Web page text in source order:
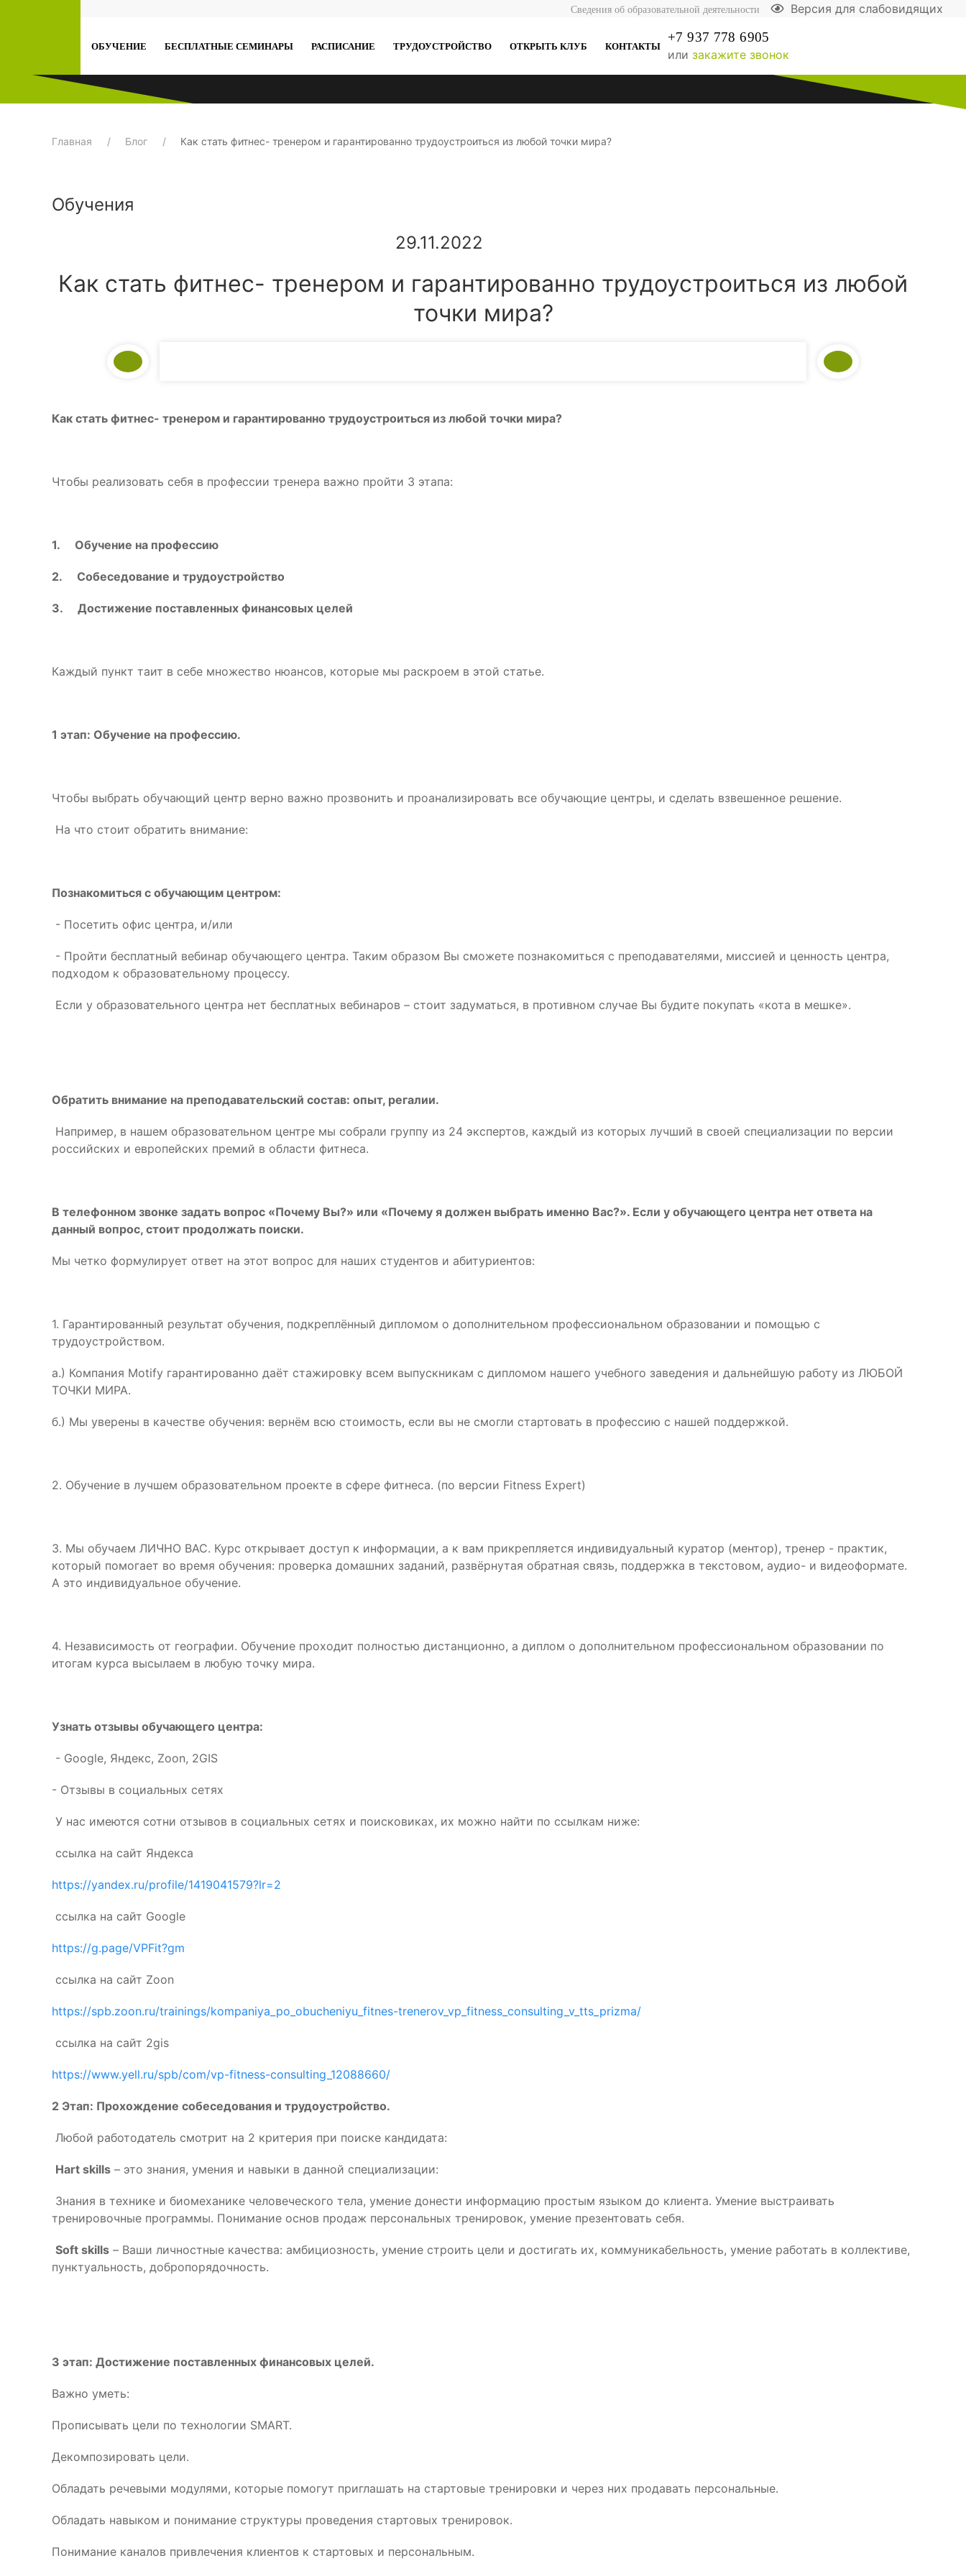
Сведения об образовательной деятельности Версия для слабовидящих
ОБУЧЕНИЕ БЕСПЛАТНЫЕ СЕМИНАРЫ РАСПИСАНИЕ ТРУДОУСТРОЙСТВО ОТКРЫТЬ КЛУБ КОНТАКТЫ
+7 937 778 6905
или закажите звонок
Главная Блог Как стать фитнес- тренером и гарантированно трудоустроиться из любой точки мира?
Обучения
29.11.2022
Как стать фитнес- тренером и гарантированно трудоустроиться из любой
точки мира?
Как стать фитнес- тренером и гарантированно трудоустроиться из любой точки мира?
Чтобы реализовать себя в профессии тренера важно пройти 3 этапа:
1. Обучение на профессию
2. Собеседование и трудоустройство
3. Достижение поставленных финансовых целей
Каждый пункт таит в себе множество нюансов, которые мы раскроем в этой статье.
1 этап: Обучение на профессию.
Чтобы выбрать обучающий центр верно важно прозвонить и проанализировать все обучающие центры, и сделать взвешенное решение.
На что стоит обратить внимание:
Познакомиться с обучающим центром:
- Посетить офис центра, и/или
- Пройти бесплатный вебинар обучающего центра. Таким образом Вы сможете познакомиться с преподавателями, миссией и ценность центра,
подходом к образовательному процессу.
Если у образовательного центра нет бесплатных вебинаров – стоит задуматься, в противном случае Вы будите покупать «кота в мешке».
Обратить внимание на преподавательский состав: опыт, регалии.
Например, в нашем образовательном центре мы собрали группу из 24 экспертов, каждый из которых лучший в своей специализации по версии
российских и европейских премий в области фитнеса.
В телефонном звонке задать вопрос «Почему Вы?» или «Почему я должен выбрать именно Вас?». Если у обучающего центра нет ответа на
данный вопрос, стоит продолжать поиски.
Мы четко формулирует ответ на этот вопрос для наших студентов и абитуриентов:
1. Гарантированный результат обучения, подкреплённый дипломом о дополнительном профессиональном образовании и помощью с
трудоустройством.
а.) Компания Motify гарантированно даёт стажировку всем выпускникам с дипломом нашего учебного заведения и дальнейшую работу из ЛЮБОЙ
ТОЧКИ МИРА.
б.) Мы уверены в качестве обучения: вернём всю стоимость, если вы не смогли стартовать в профессию с нашей поддержкой.
2. Обучение в лучшем образовательном проекте в сфере фитнеса. (по версии Fitness Expert)
3. Мы обучаем ЛИЧНО ВАС. Курс открывает доступ к информации, а к вам прикрепляется индивидуальный куратор (ментор), тренер - практик,
который помогает во время обучения: проверка домашних заданий, развёрнутая обратная связь, поддержка в текстовом, аудио- и видеоформате.
А это индивидуальное обучение.
4. Независимость от географии. Обучение проходит полностью дистанционно, а диплом о дополнительном профессиональном образовании по
итогам курса высылаем в любую точку мира.
Узнать отзывы обучающего центра:
- Google, Яндекс, Zoon, 2GIS
- Отзывы в социальных сетях
У нас имеются сотни отзывов в социальных сетях и поисковиках, их можно найти по ссылкам ниже:
ссылка на сайт Яндекса
https://yandex.ru/profile/1419041579?lr=2
ссылка на сайт Google
https://g.page/VPFit?gm
ссылка на сайт Zoon
https://spb.zoon.ru/trainings/kompaniya_po_obucheniyu_fitnes-trenerov_vp_fitness_consulting_v_tts_prizma/
ссылка на сайт 2gis
https://www.yell.ru/spb/com/vp-fitness-consulting_12088660/
2 Этап: Прохождение собеседования и трудоустройство.
Любой работодатель смотрит на 2 критерия при поиске кандидата:
Hart skills – это знания, умения и навыки в данной специализации:
Знания в технике и биомеханике человеческого тела, умение донести информацию простым языком до клиента. Умение выстраивать
тренировочные программы. Понимание основ продаж персональных тренировок, умение презентовать себя.
Soft skills – Ваши личностные качества: амбициозность, умение строить цели и достигать их, коммуникабельность, умение работать в коллективе,
пунктуальность, добропорядочность.
3 этап: Достижение поставленных финансовых целей.
Важно уметь:
Прописывать цели по технологии SMART.
Декомпозировать цели.
Обладать речевыми модулями, которые помогут приглашать на стартовые тренировки и через них продавать персональные.
Обладать навыком и понимание структуры проведения стартовых тренировок.
Понимание каналов привлечения клиентов к стартовых и персональным.